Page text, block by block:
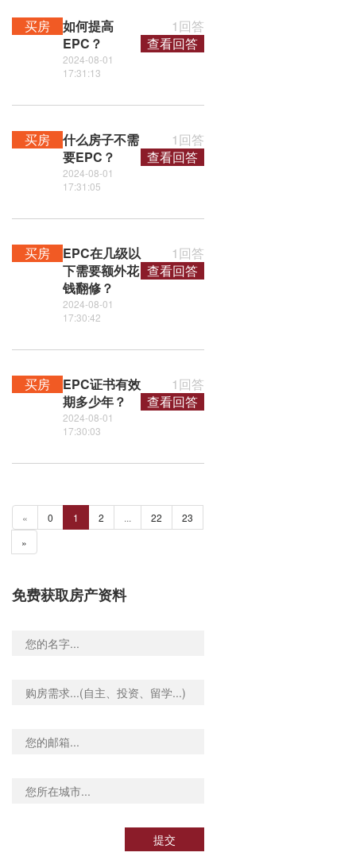
买房
如何提高
EPC？
2024-08-01
17:31:13
1回答
查看回答
买房
什么房子不需
要EPC？
2024-08-01
17:31:05
1回答
查看回答
买房
EPC在几级以
下需要额外花
钱翻修？
2024-08-01
17:30:42
1回答
查看回答
买房
EPC证书有效
期多少年？
2024-08-01
17:30:03
1回答
查看回答
« 0 1 2 ... 22
23
»
免费获取房产资料
提交